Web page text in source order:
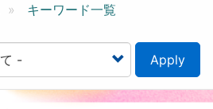
ン
キーワード一覧
Apply